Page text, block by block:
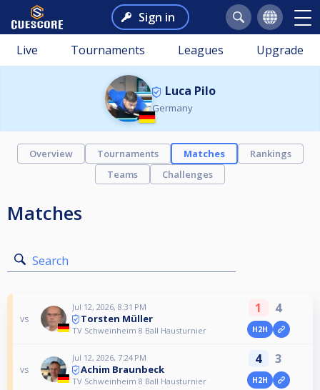
Sign in
Live Tournaments Leagues Upgrade
Luca Pilo
Germany
Overview Tournaments Matches
Rankings
Teams
Challenges
Matches
Search
vs
Jul 12, 2026, 8:31 PM
Torsten Müller
TV Schweinheim 8 Ball Hausturnier
1 4
H2H
vs
Jul 12, 2026, 7:24 PM
Achim Braunbeck
TV Schweinheim 8 Ball Hausturnier
4 3
H2H